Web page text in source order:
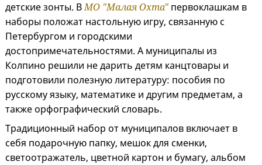
детские зонты. ВМО "Малая Охта" первоклашкам в
наборы положат настольную игру, связанную с
Петербургом и городскими
достопримечательностями. А муниципалы из
Колпино решили не дарить детям канцтовары и
подготовили полезную литературу: пособия по
русскому языку, математике и другим предметам, а
также орфографический словарь.
Традиционный набор от муниципалов включает в
себя подарочную папку, мешок для сменки,
светоотражатель, цветной картон и бумагу, альбом